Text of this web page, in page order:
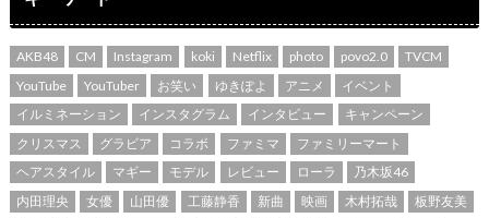
AKB48 CM Instagram koki Netflix photo povo2.0
TVCM
YouTube
YouTuber お笑い ゆきぽよ アニメ
イベント
イルミネーション
インスタグラム インタビュー
キャンペーン
クリスマス
グラビア コラボ ファミマ
ファミリーマート
ヘアスタイル
マギー モデル レビュー ローラ
乃木坂46
内田理央
女優 山田優 工藤静香 新曲 映画 木村拓哉
板野友美